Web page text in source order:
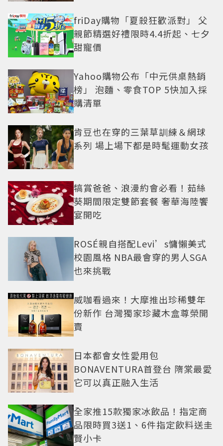
friDay購物「夏殺狂歡派對」 父
親節精選好禮限時4.4折起、七夕
甜寵價
Yahoo購物公布「中元供桌熱銷
榜」 泡麵、零食TOP 5快加入採
購清單
肯豆也在穿的三葉草訓練＆網球
系列 場上場下都是時髦運動女孩
犒賞爸爸、浪漫約會必看！茹絲
葵期間限定雙節套餐 奢華海陸饗
宴開吃
ROSÉ親自搭配Levi’s慵懶美式
校園風格 NBA最會穿的男人SGA
也來挑戰
威咖看過來！大摩推出珍稀雙年
份新作 台灣獨家珍藏木盒尊榮開
賣
日本都會女性愛用包
BONAVENTURA首登台 隋棠最愛
它可以真正融入生活
全家推15款獨家冰飲品！指定商
品限時買3送1、6件指定飲料送圭
賢小卡